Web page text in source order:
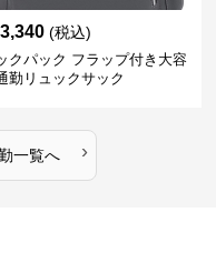
(税込)
クパック フラップ付き大容
勤リュックサック
一覧へ ›